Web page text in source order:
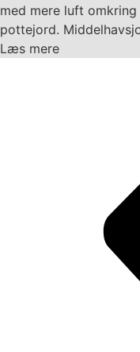
med mere luft
pottejord.
Læs mere